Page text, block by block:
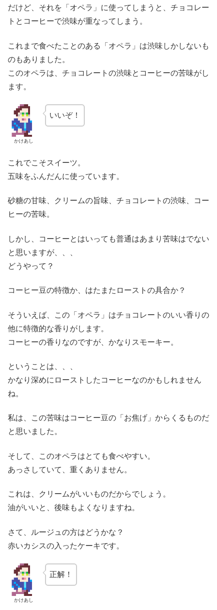
だけど、それを「オペラ」に使ってしまうと、チョコレー
トとコーヒーで渋味が重なってしまう。
これまで食べたことのある「オペラ」は渋味しかしないも
のもありました。
このオペラは、チョコレートの渋味とコーヒーの苦味がし
ます。
かけあし
いいぞ！
これでこそスイーツ。
五味をふんだんに使っています。
砂糖の甘味、クリームの旨味、チョコレートの渋味、コー
ヒーの苦味。
しかし、コーヒーとはいっても普通はあまり苦味はでない
と思いますが、、、
どうやって？
コーヒー豆の特徴か、はたまたローストの具合か？
そういえば、この「オペラ」はチョコレートのいい香りの
他に特徴的な香りがします。
コーヒーの香りなのですが、かなりスモーキー。
ということは、、、
かなり深めにローストしたコーヒーなのかもしれません
ね。
私は、この苦味はコーヒー豆の「お焦げ」からくるものだ
と思いました。
そして、このオペラはとても食べやすい。
あっさしていて、重くありません。
これは、クリームがいいものだからでしょう。
油がいいと、後味もよくなりますね。
さて、ルージュの方はどうかな？
赤いカシスの入ったケーキです。
かけあし
正解！